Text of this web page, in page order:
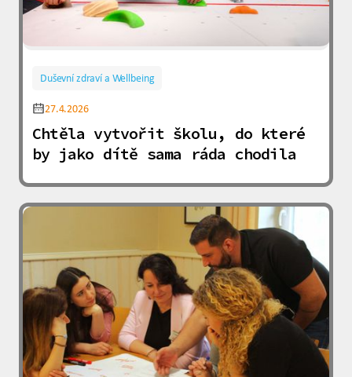
Duševní zdraví a Wellbeing
27.4.2026
Chtěla vytvořit školu, do které
by jako dítě sama ráda chodila